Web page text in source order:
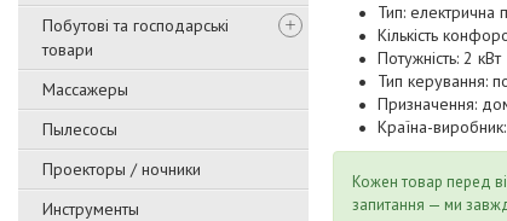
Побутові та господарські
товари
Массажеры
Пылесосы
Проекторы / ночники
Инструменты
Тип: електрична
Кількість
Потужність: 2 кВт
Тип керування:
Призначення:
Країна-
Кожен товар перед
запитання — ми